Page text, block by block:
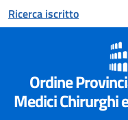
al contenuto principale
Ricerca iscritto
Ordine
Medici Chirurghi